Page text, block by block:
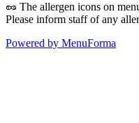
🥜 The allergen icons on
Please inform staff of any
Powered by MenuForma